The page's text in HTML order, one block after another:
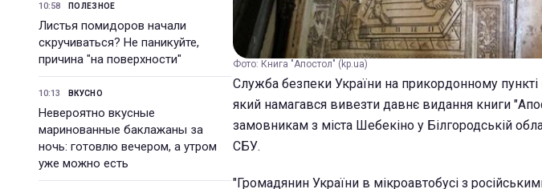
10:58 ПОЛЕЗНОЕ
Листья помидоров начали
скручиваться? Не паникуйте,
причина "на поверхности"
10:13 ВКУСНО
Невероятно вкусные
маринованные баклажаны за
ночь: готовлю вечером, а утром
уже можно есть
Фото: Книга "Апостол" (kp.ua)
Служба безпеки України на прикордонному пункті
який намагався вивезти давнє видання книги
замовникам з міста Шебекіно у Білгородській
СБУ.
"Громадянин України в мікроавтобусі з